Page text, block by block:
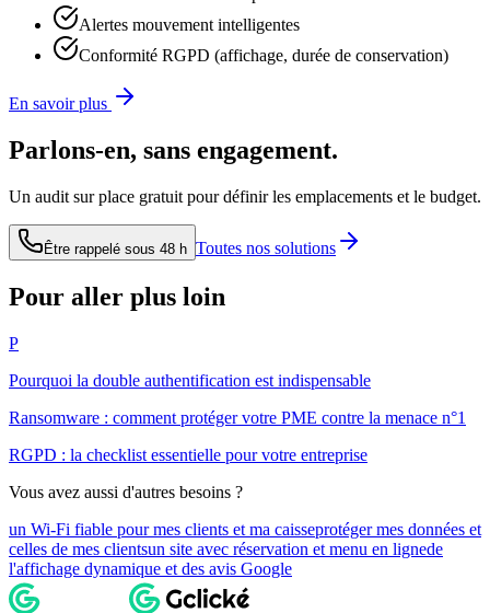
Alertes mouvement intelligentes
Conformité RGPD (affichage, durée de conservation)
En savoir plus
Parlons-en, sans engagement.
Un audit sur place gratuit pour définir les emplacements et le budget.
Être rappelé sous 48 h Toutes nos solutions
Pour aller plus loin
P
Pourquoi la double authentification est indispensable
Ransomware : comment protéger votre PME contre la menace n°1
RGPD : la checklist essentielle pour votre entreprise
Vous avez aussi d'autres besoins ?
un Wi-Fi fiable pour mes clients et ma caisseprotéger mes données et
celles de mes clientsun site avec réservation et menu en lignede
l'affichage dynamique et des avis Google